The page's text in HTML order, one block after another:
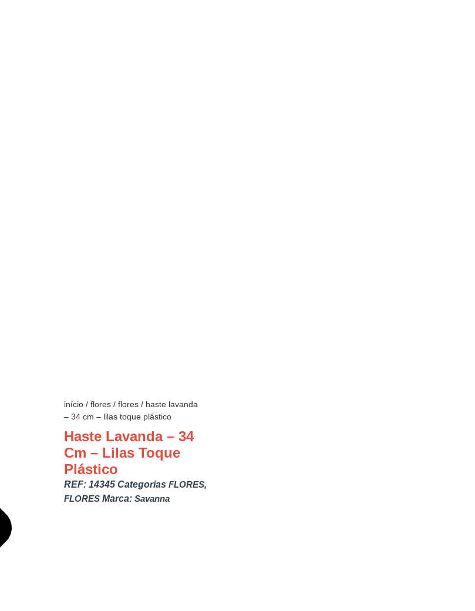
início/ flores/ flores/ haste lavanda
– 34 cm – lilas toque plástico
Haste Lavanda – 34
Cm – Lilas Toque
Plástico
REF: 14345 Categorias FLORES,
FLORES Marca: Savanna